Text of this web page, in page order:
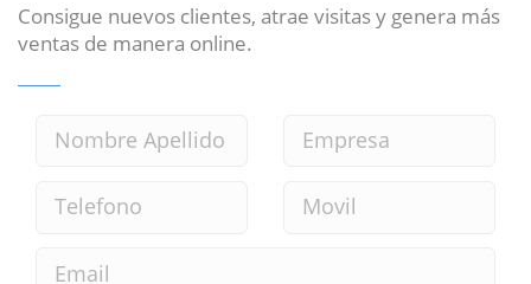
Consigue nuevos clientes, atrae visitas y genera más
ventas de manera online.